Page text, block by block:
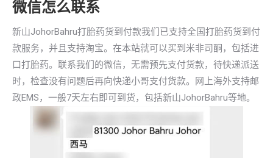
微信怎么联系
新山JohorBahru打胎药货到付款我们已支持全国打胎药货到付
款服务，并且支持淘宝。在本站就可以买到米非司酮，包括进
口打胎药。联系我们的微信，无需预先支付货款，待快递派送
时，检查没有问题后再向快递小哥支付货款。网上海外支持邮
政EMS，一般7天左右即可到货，包括新山JohorBahru等地。